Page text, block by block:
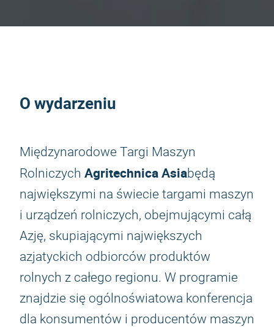
O wydarzeniu
Międzynarodowe Targi Maszyn
Rolniczych Agritechnica Asiabędą
największymi na świecie targami maszyn
i urządzeń rolniczych, obejmującymi całą
Azję, skupiającymi największych
azjatyckich odbiorców produktów
rolnych z całego regionu. W programie
znajdzie się ogólnoświatowa konferencja
dla konsumentów i producentów maszyn